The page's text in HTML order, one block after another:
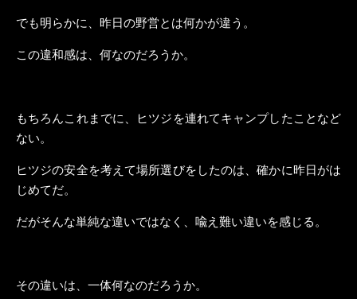
でも明らかに、昨日の野営とは何かが違う。
この違和感は、何なのだろうか。
もちろんこれまでに、ヒツジを連れてキャンプしたことなど
ない。
ヒツジの安全を考えて場所選びをしたのは、確かに昨日がは
じめてだ。
だがそんな単純な違いではなく、喩え難い違いを感じる。
その違いは、一体何なのだろうか。